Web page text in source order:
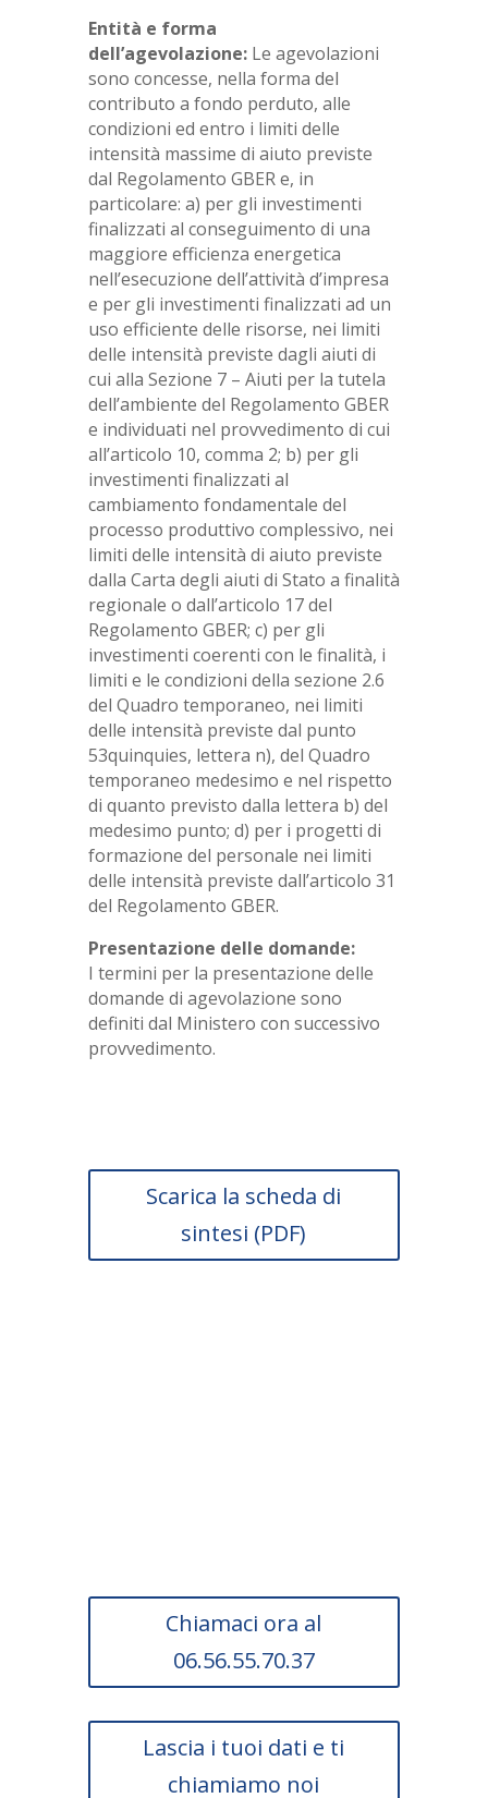
Entità e forma
dell’agevolazione: Le agevolazioni
sono concesse, nella forma del
contributo a fondo perduto, alle
condizioni ed entro i limiti delle
intensità massime di aiuto previste
dal Regolamento GBER e, in
particolare: a) per gli investimenti
finalizzati al conseguimento di una
maggiore efficienza energetica
nell’esecuzione dell’attività d’impresa
e per gli investimenti finalizzati ad un
uso efficiente delle risorse, nei limiti
delle intensità previste dagli aiuti di
cui alla Sezione 7 – Aiuti per la tutela
dell’ambiente del Regolamento GBER
e individuati nel provvedimento di cui
all’articolo 10, comma 2; b) per gli
investimenti finalizzati al
cambiamento fondamentale del
processo produttivo complessivo, nei
limiti delle intensità di aiuto previste
dalla Carta degli aiuti di Stato a finalità
regionale o dall’articolo 17 del
Regolamento GBER; c) per gli
investimenti coerenti con le finalità, i
limiti e le condizioni della sezione 2.6
del Quadro temporaneo, nei limiti
delle intensità previste dal punto
53quinquies, lettera n), del Quadro
temporaneo medesimo e nel rispetto
di quanto previsto dalla lettera b) del
medesimo punto; d) per i progetti di
formazione del personale nei limiti
delle intensità previste dall’articolo 31
del Regolamento GBER.
Presentazione delle domande:
I termini per la presentazione delle
domande di agevolazione sono
definiti dal Ministero con successivo
provvedimento.
Scarica la scheda di
sintesi (PDF)
Chiamaci ora al
06.56.55.70.37
Lascia i tuoi dati e ti
chiamiamo noi